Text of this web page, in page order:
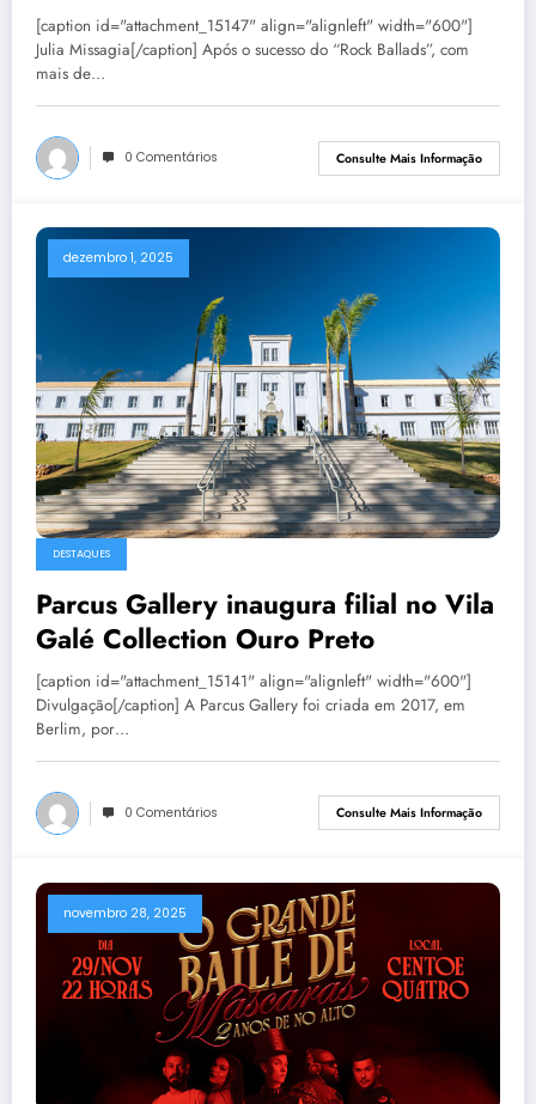
[caption id="attachment_15147" align="alignleft" width="600"]
Julia Missagia[/caption] Após o sucesso do “Rock Ballads”, com
mais de…
0 Comentários Consulte Mais Informação
dezembro 1, 2025
DESTAQUES
Parcus Gallery inaugura filial no Vila
Galé Collection Ouro Preto
[caption id="attachment_15141" align="alignleft" width="600"]
Divulgação[/caption] A Parcus Gallery foi criada em 2017, em
Berlim, por…
0 Comentários Consulte Mais Informação
novembro 28, 2025